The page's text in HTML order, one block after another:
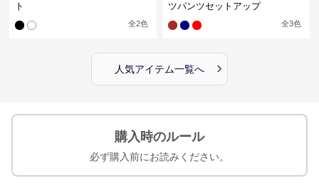
ト
全2色
ツパンツセットアップ
全3色
人気アイテム一覧へ ›
購入時のルール
必ず購入前にお読みください。